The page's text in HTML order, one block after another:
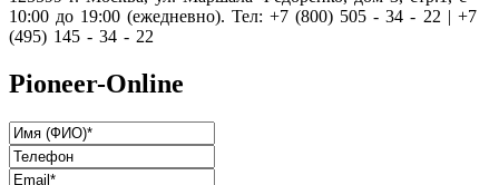
10:00 до 19:00 (ежедневно). Тел: +7 (800) 505 - 34 - 22 | +7
(495) 145 - 34 - 22
Pioneer-Online